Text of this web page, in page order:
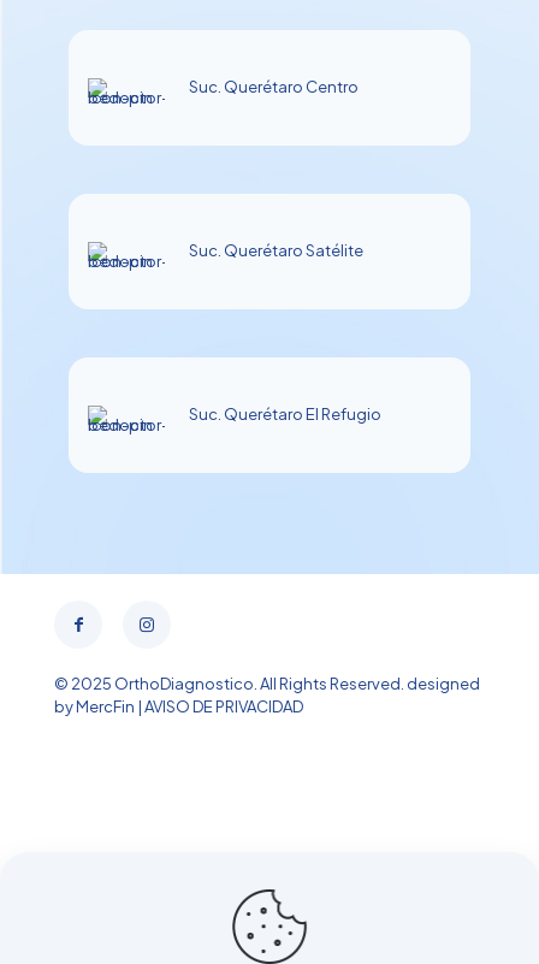
Suc. Querétaro Centro
Suc. Querétaro Satélite
Suc. Querétaro El Refugio
© 2025 OrthoDiagnostico. All Rights Reserved. designed
by MercFin |AVISO DE PRIVACIDAD